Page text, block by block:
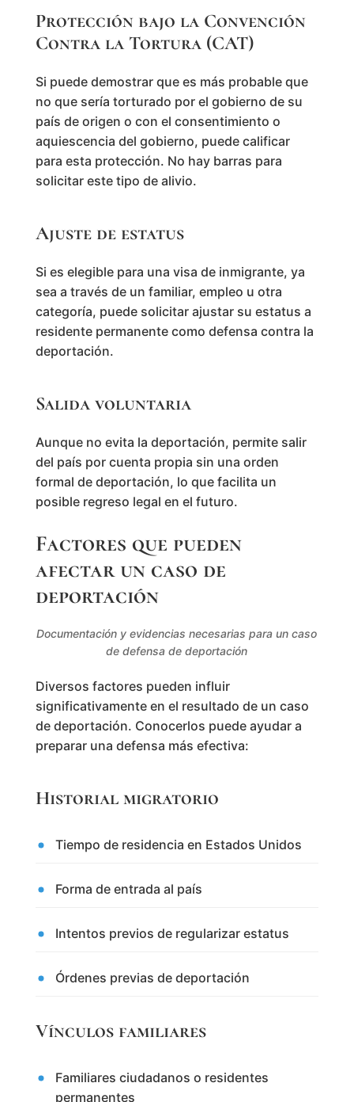
Protección bajo la Convención
Contra la Tortura (CAT)
Si puede demostrar que es más probable que
no que sería torturado por el gobierno de su
país de origen o con el consentimiento o
aquiescencia del gobierno, puede calificar
para esta protección. No hay barras para
solicitar este tipo de alivio.
Ajuste de estatus
Si es elegible para una visa de inmigrante, ya
sea a través de un familiar, empleo u otra
categoría, puede solicitar ajustar su estatus a
residente permanente como defensa contra la
deportación.
Salida voluntaria
Aunque no evita la deportación, permite salir
del país por cuenta propia sin una orden
formal de deportación, lo que facilita un
posible regreso legal en el futuro.
Factores que pueden
afectar un caso de
deportación
Documentación y evidencias necesarias para un caso
de defensa de deportación
Diversos factores pueden influir
significativamente en el resultado de un caso
de deportación. Conocerlos puede ayudar a
preparar una defensa más efectiva:
Historial migratorio
Tiempo de residencia en Estados Unidos
Forma de entrada al país
Intentos previos de regularizar estatus
Órdenes previas de deportación
Vínculos familiares
Familiares ciudadanos o residentes
permanentes